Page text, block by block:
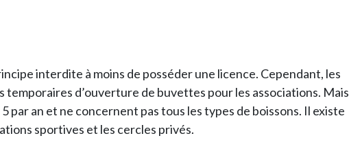
interdite à moins de posséder une licence. Cependant, les
d’ouverture de buvettes pour les associations. Mais
par an et ne concernent pas tous les types de boissons. Il existe
sportives et les cercles privés.